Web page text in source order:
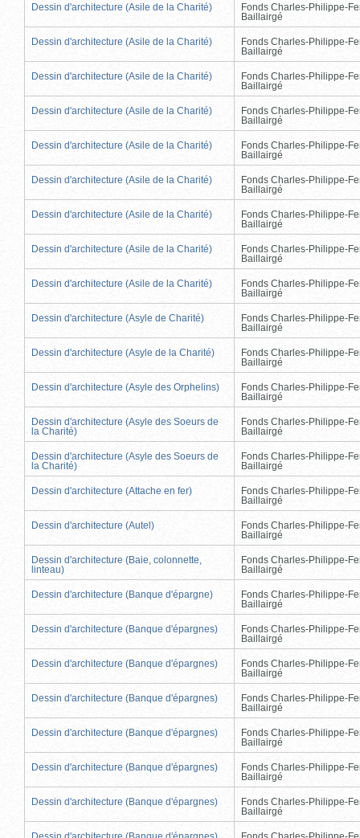
Dessin d'architecture (Asile de la Charité)
Fonds Charles-Philippe-
Baillairgé
Dessin d'architecture (Asile de la Charité)
Fonds Charles-Philippe-
Baillairgé
Dessin d'architecture (Asile de la Charité)
Fonds Charles-Philippe-
Baillairgé
Dessin d'architecture (Asile de la Charité)
Fonds Charles-Philippe-
Baillairgé
Dessin d'architecture (Asile de la Charité)
Fonds Charles-Philippe-
Baillairgé
Dessin d'architecture (Asile de la Charité)
Fonds Charles-Philippe-
Baillairgé
Dessin d'architecture (Asile de la Charité)
Fonds Charles-Philippe-
Baillairgé
Dessin d'architecture (Asile de la Charité)
Fonds Charles-Philippe-
Baillairgé
Dessin d'architecture (Asile de la Charité)
Fonds Charles-Philippe-
Baillairgé
Dessin d'architecture (Asyle de Charité)
Fonds Charles-Philippe-
Baillairgé
Dessin d'architecture (Asyle de la Charité)
Fonds Charles-Philippe-
Baillairgé
Dessin d'architecture (Asyle des Orphelins)
Fonds Charles-Philippe-
Baillairgé
Dessin d'architecture (Asyle des Soeurs de
la Charité)
Fonds Charles-Philippe-
Baillairgé
Dessin d'architecture (Asyle des Soeurs de
la Charité)
Fonds Charles-Philippe-
Baillairgé
Dessin d'architecture (Attache en fer)
Fonds Charles-Philippe-
Baillairgé
Dessin d'architecture (Autel)
Fonds Charles-Philippe-
Baillairgé
Dessin d'architecture (Baie, colonnette,
linteau)
Fonds Charles-Philippe-
Baillairgé
Dessin d'architecture (Banque d'épargne)
Fonds Charles-Philippe-
Baillairgé
Dessin d'architecture (Banque d'épargnes)
Fonds Charles-Philippe-
Baillairgé
Dessin d'architecture (Banque d'épargnes)
Fonds Charles-Philippe-
Baillairgé
Dessin d'architecture (Banque d'épargnes)
Fonds Charles-Philippe-
Baillairgé
Dessin d'architecture (Banque d'épargnes)
Fonds Charles-Philippe-
Baillairgé
Dessin d'architecture (Banque d'épargnes)
Fonds Charles-Philippe-
Baillairgé
Dessin d'architecture (Banque d'épargnes)
Fonds Charles-Philippe-
Baillairgé